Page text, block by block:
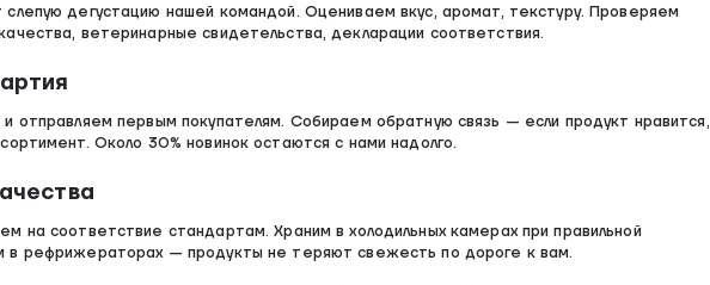
дегустацию нашей командой. Оцениваем вкус, аромат, текстуру. Проверяем
ветеринарные свидетельства, декларации соответствия.
отправляем первым покупателям. Собираем обратную связь — если продукт нравится,
Около 30% новинок остаются с нами надолго.
на соответствие стандартам. Храним в холодильных камерах при правильной
в рефрижераторах — продукты не теряют свежесть по дороге к вам.